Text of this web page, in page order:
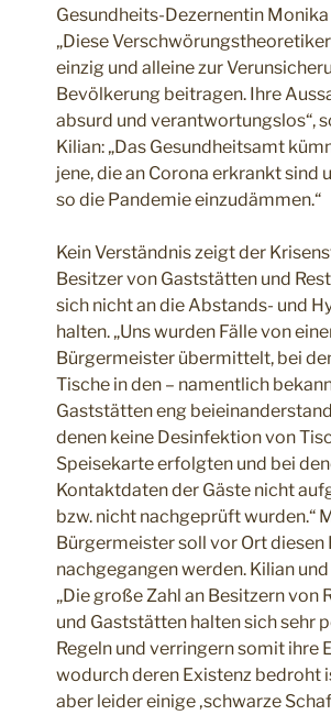
Gesundheits-Dezernentin
„Diese
einzig und alleine zur
Bevölkerung beitragen. Ihre
absurd und verantwortungslos“,
Kilian: „Das Gesundheitsamt
jene, die an Corona erkrankt sind
so die Pandemie einzudämmen.“
Kein Verständnis zeigt der
Besitzer von Gaststätten und
sich nicht an die Abstands- und
halten. „Uns wurden Fälle von
Bürgermeister übermittelt, bei
Tische in den – namentlich
Gaststätten eng
denen keine Desinfektion von
Speisekarte erfolgten und bei
Kontaktdaten der Gäste nicht
bzw. nicht nachgeprüft wurden.“
Bürgermeister soll vor Ort diesen
nachgegangen werden. Kilian
„Die große Zahl an Besitzern von
und Gaststätten halten sich sehr
Regeln und verringern somit ihre
wodurch deren Existenz bedroht
aber leider einige ‚schwarze